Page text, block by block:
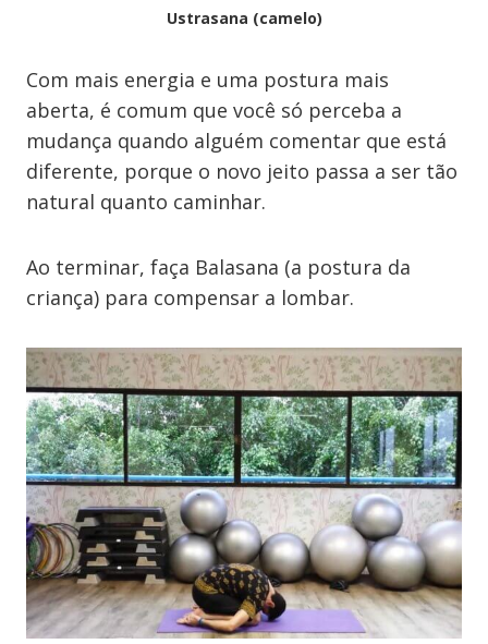
Ustrasana (camelo)
Com mais energia e uma postura mais
aberta, é comum que você só perceba a
mudança quando alguém comentar que está
diferente, porque o novo jeito passa a ser tão
natural quanto caminhar.
Ao terminar, faça Balasana (a postura da
criança) para compensar a lombar.